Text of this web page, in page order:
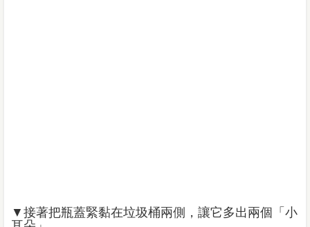
▼接著把瓶蓋緊黏在垃圾桶兩側，讓它多出兩個「小